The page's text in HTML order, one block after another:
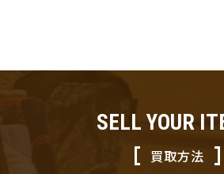
SELL YOUR
買取方法